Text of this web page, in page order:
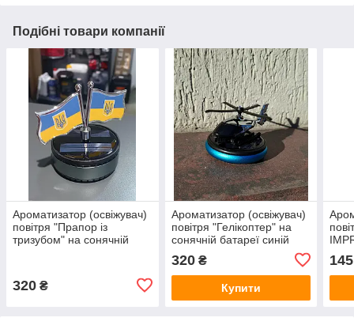
Подібні товари компанії
Ароматизатор (освіжувач)
повітря "Прапор із
тризубом" на сонячній
320 ₴
Ароматизатор (освіжувач)
повітря "Гелікоптер" на
сонячній батареї синій
320₴
Купити
145